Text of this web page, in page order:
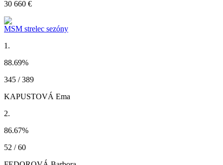
30 660 €
MSM strelec sezóny
1.
88.69%
345 / 389
KAPUSTOVÁ Ema
2.
86.67%
52 / 60